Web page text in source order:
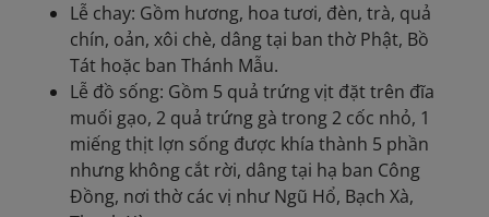
Lễ chay: Gồm hương, hoa tươi, đèn, trà, quả
chín, oản, xôi chè, dâng tại ban thờ Phật, Bồ
Tát hoặc ban Thánh Mẫu.
Lễ đồ sống: Gồm 5 quả trứng vịt đặt trên đĩa
muối gạo, 2 quả trứng gà trong 2 cốc nhỏ, 1
miếng thịt lợn sống được khía thành 5 phần
nhưng không cắt rời, dâng tại hạ ban Công
Đồng, nơi thờ các vị như Ngũ Hổ, Bạch Xà,